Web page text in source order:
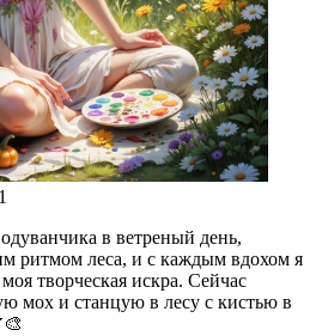
в ветреный день,
ритмом леса, и с каждым вдохом я
творческая искра. Сейчас
мох и станцую в лесу с кистью в